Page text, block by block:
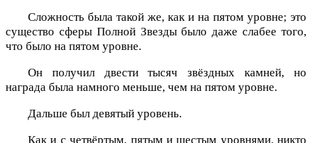
Сложность была такой же, как и на пятом уровне; это
существо сферы Полной Звезды было даже слабее того,
что было на пятом уровне.
Он получил двести тысяч звёздных камней, но
награда была намного меньше, чем на пятом уровне.
Дальше был девятый уровень.
Как и с четвёртым, пятым и шестым уровнями, никто